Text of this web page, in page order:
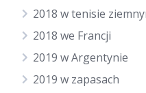
2018 w tenisie
2018 we Francji
2019 w Argentynie
2019 w zapasach